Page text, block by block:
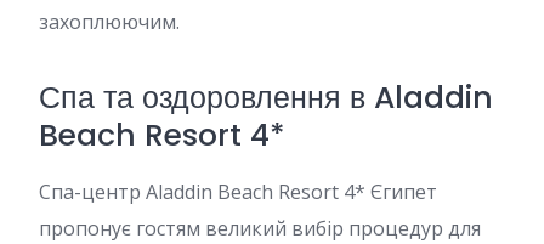
захоплюючим.
Спа та оздоровлення в Aladdin
Beach Resort 4*
Спа-центр Aladdin Beach Resort 4* Єгипет
пропонує гостям великий вибір процедур для